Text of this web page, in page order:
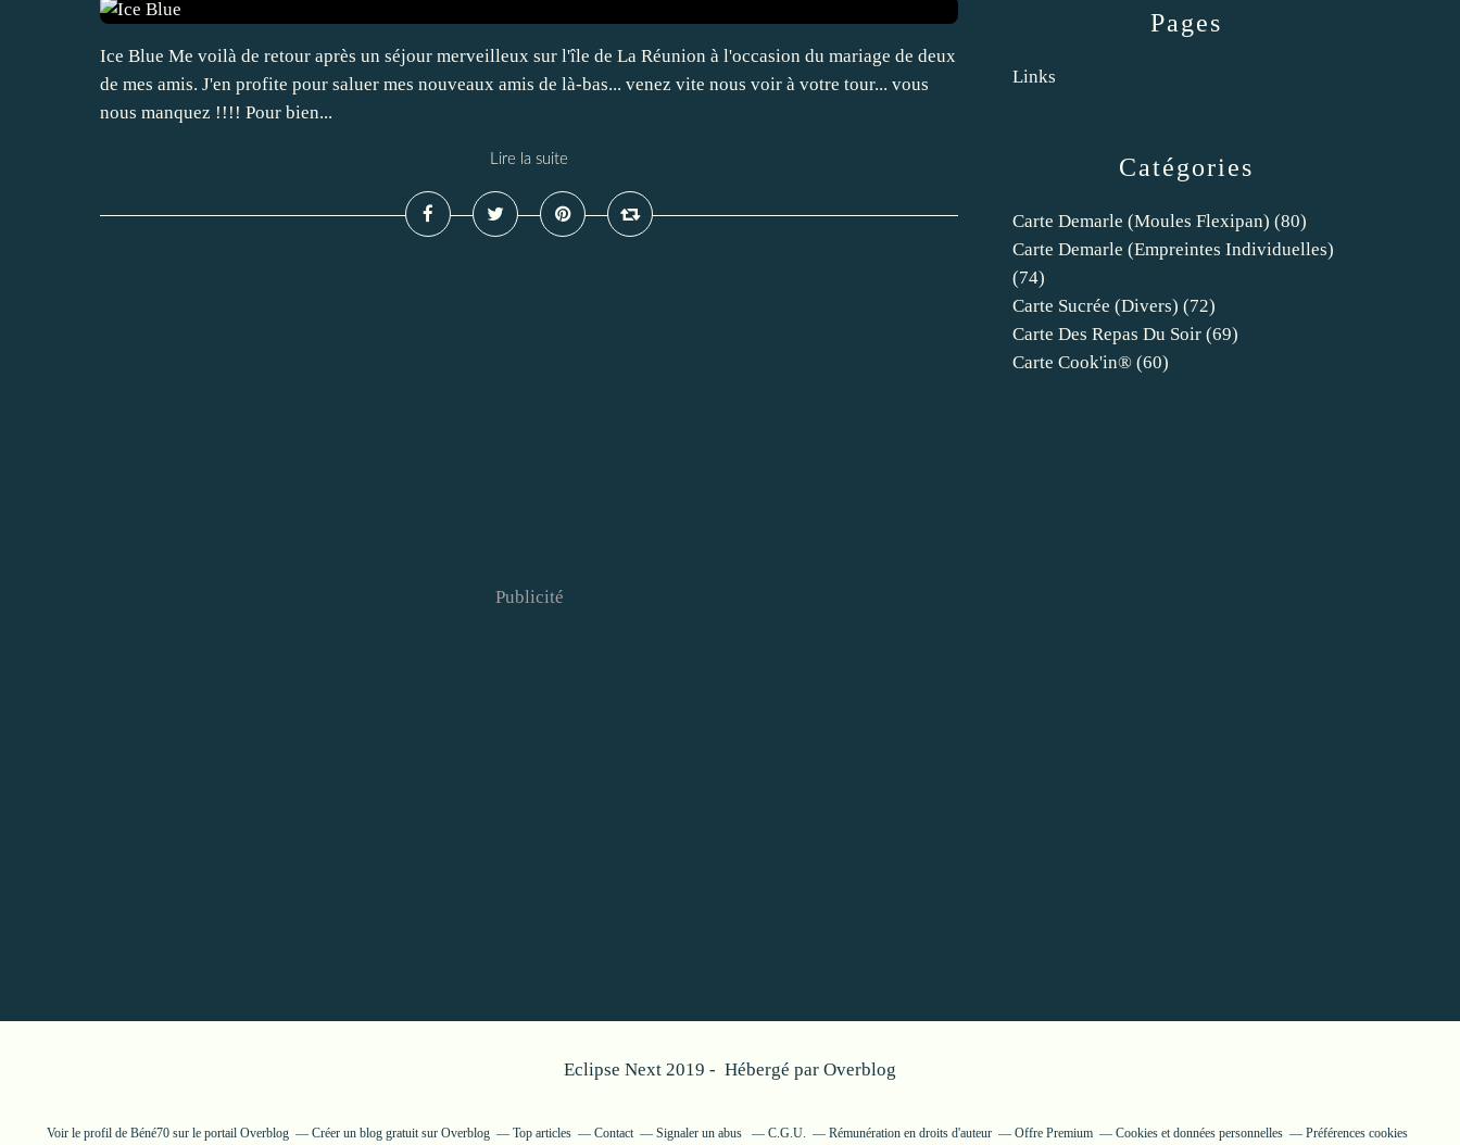
Ice Blue Me voilà de retour après un séjour merveilleux sur l'île de La Réunion à l'occasion du mariage de deux
de mes amis. J'en profite pour saluer mes nouveaux amis de là-bas... venez vite nous voir à votre tour... vous
nous manquez !!!! Pour bien...
Lire la suite
Publicité
Catégories
Carte Demarle (moules Flexipan) (80)
Carte Demarle (empreintes Individuelles)
(74)
Carte Sucrée (divers) (72)
Carte Des Repas Du Soir (69)
Carte Cook'in® (60)
Pages
Links
Eclipse Next 2019 - Hébergé par Overblog
Voir le profil de Béné70sur le portail Overblog Créer un blog gratuit sur Overblog Top articles Contact Signaler un abus C.G.U. Rémunération en droits d'auteur Offre Premium Cookies et données personnelles Préférences cookies